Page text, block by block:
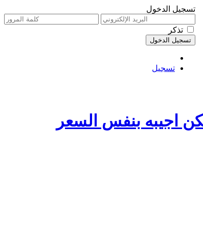
تسجيل الدخول
تذكر
تسجيل
ايه اللى ممكن اجيبه بنفس السعر